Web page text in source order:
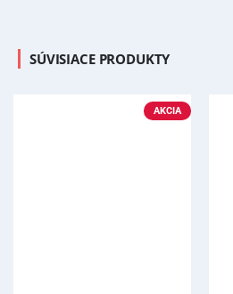
SÚVISIACE PRODUKTY